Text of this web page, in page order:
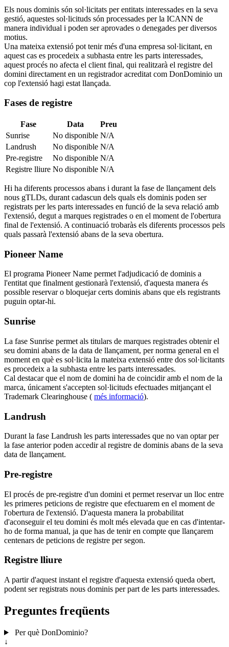
Els nous dominis són sol·licitats per entitats interessades en la seva
gestió, aquestes sol·licituds són processades per la ICANN de
manera individual i poden ser aprovades o denegades per diversos
motius.
Una mateixa extensió pot tenir més d'una empresa sol·licitant, en
aquest cas es procedeix a subhasta entre les parts interessades,
aquest procés no afecta el client final, qui realitzarà el registre del
domini directament en un registrador acreditat com DonDominio un
cop l'extensió hagi estat llançada.
Fases de registre
Fase Data
Preu
Sunrise
No disponible N/A
Landrush
No disponible N/A
Pre-registre
No disponible N/A
Registre lliure No disponible N/A
Hi ha diferents processos abans i durant la fase de llançament dels
nous gTLDs, durant cadascun dels quals els dominis poden ser
registrats per les parts interessades en funció de la seva relació amb
l'extensió, degut a marques registrades o en el moment de l'obertura
final de l'extensió. A continuació trobaràs els diferents processos pels
quals passarà l'extensió abans de la seva obertura.
Pioneer Name
El programa Pioneer Name permet l'adjudicació de dominis a
l'entitat que finalment gestionarà l'extensió, d'aquesta manera és
possible reservar o bloquejar certs dominis abans que els registrants
puguin optar-hi.
Sunrise
La fase Sunrise permet als titulars de marques registrades obtenir el
seu domini abans de la data de llançament, per norma general en el
moment en què es sol·licita la mateixa extensió entre dos sol·licitants
es procedeix a la subhasta entre les parts interessades.
Cal destacar que el nom de domini ha de coincidir amb el nom de la
marca, únicament s'accepten sol·licituds efectuades mitjançant el
Trademark Clearinghouse ( més informació).
Landrush
Durant la fase Landrush les parts interessades que no van optar per
la fase anterior poden accedir al registre de dominis abans de la seva
data de llançament.
Pre-registre
El procés de pre-registre d'un domini et permet reservar un lloc entre
les primeres peticions de registre que efectuarem en el moment de
l'obertura de l'extensió. D'aquesta manera la probabilitat
d'aconseguir el teu domini és molt més elevada que en cas d'intentar-
ho de forma manual, ja que has de tenir en compte que llançarem
centenars de peticions de registre per segon.
Registre lliure
A partir d'aquest instant el registre d'aquesta extensió queda obert,
podent ser registrats nous dominis per part de les parts interessades.
Preguntes freqüents
Per què DonDominio?
↓